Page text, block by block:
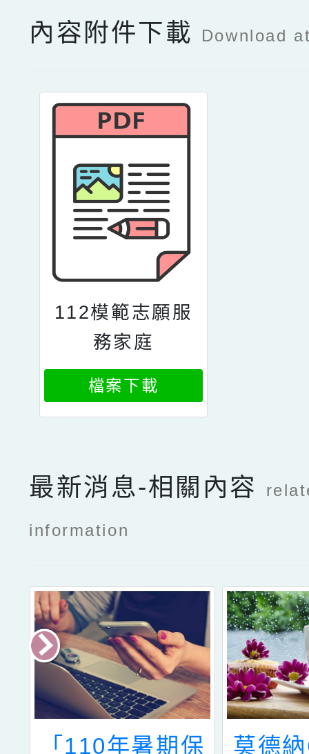
內容附件下載 Download
112模範志願服
務家庭
檔案下載
最新消息-相關內容
information
「110年暑期保 莫德